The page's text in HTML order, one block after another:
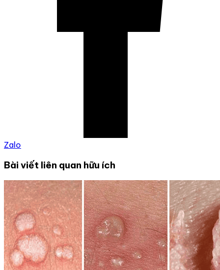
Zalo
Bài viết liên quan hữu ích